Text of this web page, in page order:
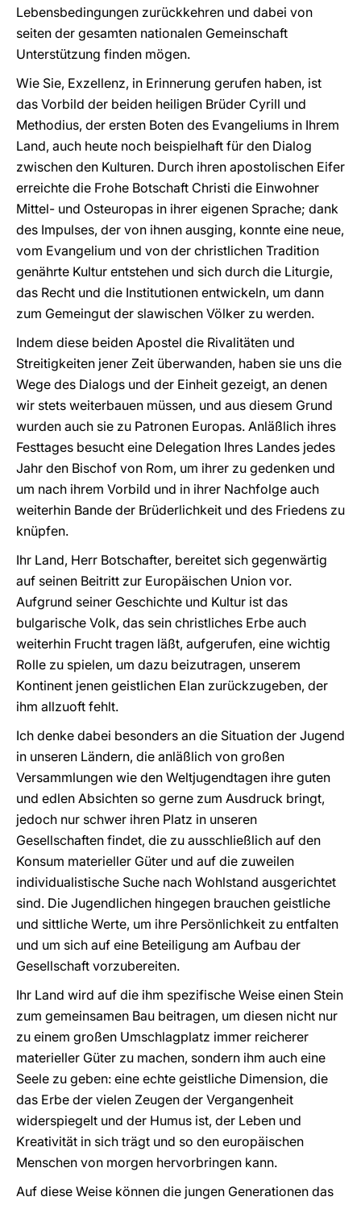
Lebensbedingungen zurückkehren und dabei von
seiten der gesamten nationalen Gemeinschaft
Unterstützung finden mögen.
Wie Sie, Exzellenz, in Erinnerung gerufen haben, ist
das Vorbild der beiden heiligen Brüder Cyrill und
Methodius, der ersten Boten des Evangeliums in Ihrem
Land, auch heute noch beispielhaft für den Dialog
zwischen den Kulturen. Durch ihren apostolischen Eifer
erreichte die Frohe Botschaft Christi die Einwohner
Mittel- und Osteuropas in ihrer eigenen Sprache; dank
des Impulses, der von ihnen ausging, konnte eine neue,
vom Evangelium und von der christlichen Tradition
genährte Kultur entstehen und sich durch die Liturgie,
das Recht und die Institutionen entwickeln, um dann
zum Gemeingut der slawischen Völker zu werden.
Indem diese beiden Apostel die Rivalitäten und
Streitigkeiten jener Zeit überwanden, haben sie uns die
Wege des Dialogs und der Einheit gezeigt, an denen
wir stets weiterbauen müssen, und aus diesem Grund
wurden auch sie zu Patronen Europas. Anläßlich ihres
Festtages besucht eine Delegation Ihres Landes jedes
Jahr den Bischof von Rom, um ihrer zu gedenken und
um nach ihrem Vorbild und in ihrer Nachfolge auch
weiterhin Bande der Brüderlichkeit und des Friedens zu
knüpfen.
Ihr Land, Herr Botschafter, bereitet sich gegenwärtig
auf seinen Beitritt zur Europäischen Union vor.
Aufgrund seiner Geschichte und Kultur ist das
bulgarische Volk, das sein christliches Erbe auch
weiterhin Frucht tragen läßt, aufgerufen, eine wichtig
Rolle zu spielen, um dazu beizutragen, unserem
Kontinent jenen geistlichen Elan zurückzugeben, der
ihm allzuoft fehlt.
Ich denke dabei besonders an die Situation der Jugend
in unseren Ländern, die anläßlich von großen
Versammlungen wie den Weltjugendtagen ihre guten
und edlen Absichten so gerne zum Ausdruck bringt,
jedoch nur schwer ihren Platz in unseren
Gesellschaften findet, die zu ausschließlich auf den
Konsum materieller Güter und auf die zuweilen
individualistische Suche nach Wohlstand ausgerichtet
sind. Die Jugendlichen hingegen brauchen geistliche
und sittliche Werte, um ihre Persönlichkeit zu entfalten
und um sich auf eine Beteiligung am Aufbau der
Gesellschaft vorzubereiten.
Ihr Land wird auf die ihm spezifische Weise einen Stein
zum gemeinsamen Bau beitragen, um diesen nicht nur
zu einem großen Umschlagplatz immer reicherer
materieller Güter zu machen, sondern ihm auch eine
Seele zu geben: eine echte geistliche Dimension, die
das Erbe der vielen Zeugen der Vergangenheit
widerspiegelt und der Humus ist, der Leben und
Kreativität in sich trägt und so den europäischen
Menschen von morgen hervorbringen kann.
Auf diese Weise können die jungen Generationen das